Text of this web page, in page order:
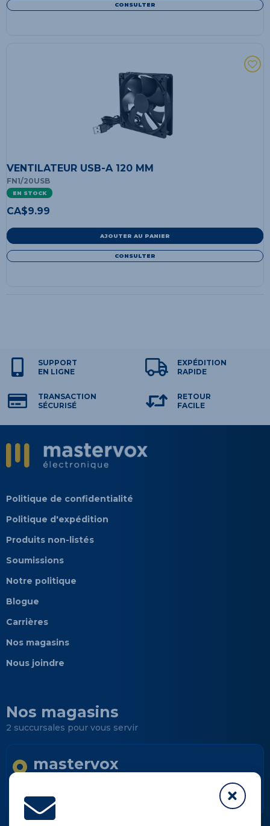
CONSULTER
VENTILATEUR USB-A 120 MM
FN1/20USB
EN STOCK
CA$9.99
AJOUTER AU PANIER
CONSULTER
SUPPORT
EN LIGNE
EXPÉDITION
RAPIDE
TRANSACTION
SÉCURISÉ
RETOUR
FACILE
Politique de confidentialité
Politique d'expédition
Produits non-listés
Soumissions
Notre politique
Blogue
Carrières
Nos magasins
Nous joindre
Nos magasins
2 succursales pour vous servir
mastervox
Informations